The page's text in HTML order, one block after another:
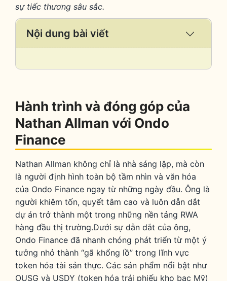
sự tiếc thương sâu sắc.
Nội dung bài viết
Hành trình và đóng góp của
Nathan Allman với Ondo
Finance
Nathan Allman không chỉ là nhà sáng lập, mà còn
là người định hình toàn bộ tầm nhìn và văn hóa
của Ondo Finance ngay từ những ngày đầu. Ông là
người khiêm tốn, quyết tâm cao và luôn dẫn dắt
dự án trở thành một trong những nền tảng RWA
hàng đầu thị trường.Dưới sự dẫn dắt của ông,
Ondo Finance đã nhanh chóng phát triển từ một ý
tưởng nhỏ thành “gã khổng lồ” trong lĩnh vực
token hóa tài sản thực. Các sản phẩm nổi bật như
OUSG và USDY (token hóa trái phiếu kho bạc Mỹ)